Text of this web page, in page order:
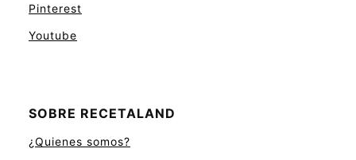
Pinterest
Youtube
SOBRE RECETALAND
¿Quienes somos?